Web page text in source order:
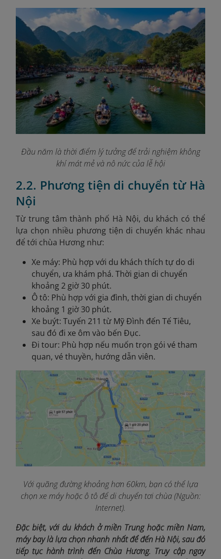
Đầu năm là thời điểm lý tưởng để trải nghiệm không
khí mát mẻ và nô nức của lễ hội
2.2. Phương tiện di chuyển từ Hà
Nội
Từ trung tâm thành phố Hà Nội, du khách có thể
lựa chọn nhiều phương tiện di chuyển khác nhau
để tới chùa Hương như:
Xe máy: Phù hợp với du khách thích tự do di
chuyển, ưa khám phá. Thời gian di chuyển
khoảng 2 giờ 30 phút.
Ô tô: Phù hợp với gia đình, thời gian di chuyển
khoảng 1 giờ 30 phút.
Xe buýt: Tuyến 211 từ Mỹ Đình đến Tế Tiêu,
sau đó đi xe ôm vào bến Đục.
Đi tour: Phù hợp nếu muốn trọn gói vé tham
quan, vé thuyền, hướng dẫn viên.
Với quãng đường khoảng hơn 60km, bạn có thể lựa
chọn xe máy hoặc ô tô để di chuyển tơi chùa (Nguồn:
Internet).
Đặc biệt, với du khách ở miền Trung hoặc miền Nam,
máy bay là lựa chọn nhanh nhất để đến Hà Nội, sau đó
tiếp tục hành trình đến Chùa Hương. Truy cập ngay